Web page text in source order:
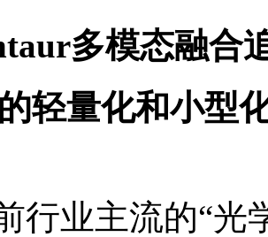
多模态融合
轻量化和小型
行业主流的“光